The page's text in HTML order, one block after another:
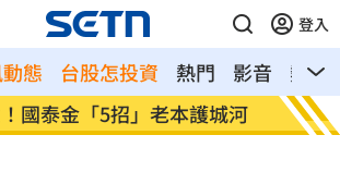
登入
態 台股怎投資 熱門 影音
熱搜
國泰金「5招」老本護城河 漢光